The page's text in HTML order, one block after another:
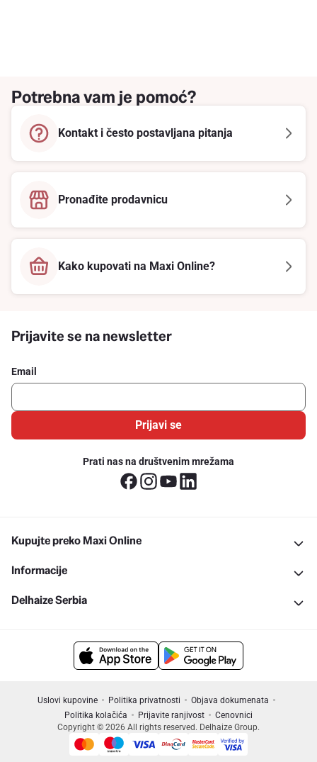
Potrebna vam je pomoć?
Kontakt i često postavljana pitanja
Pronađite prodavnicu
Kako kupovati na Maxi Online?
Prijavite se na newsletter
Email
Prijavi se
Prati nas na društvenim mrežama
Kupujte preko Maxi Online
Informacije
Delhaize Serbia
Uslovi kupovine Politika privatnosti
Objava dokumenata
Politika kolačića
Prijavite ranjivost
Cenovnici
Copyright © 2026 All rights reserved. Delhaize Group.